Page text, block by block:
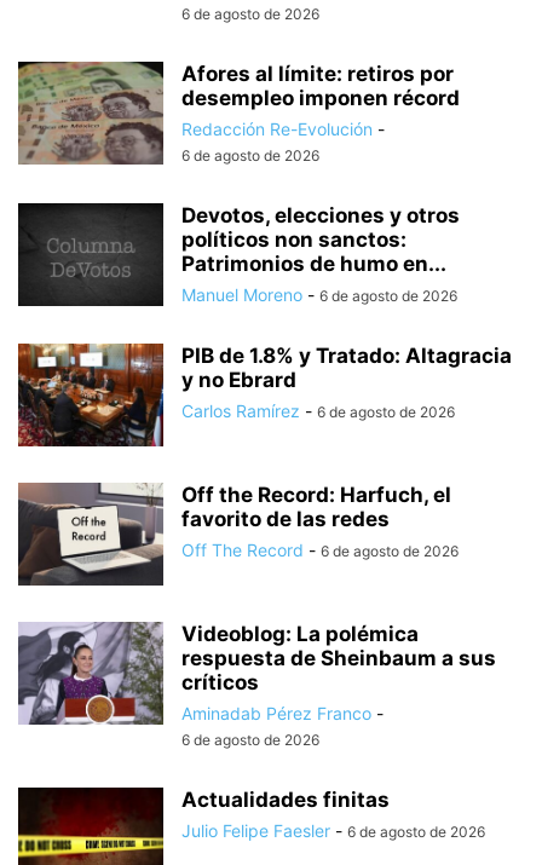
6 de agosto de 2026
Afores al límite: retiros por
desempleo imponen récord
Redacción Re-Evolución -
6 de agosto de 2026
Devotos, elecciones y otros
políticos non sanctos:
Patrimonios de humo en...
Manuel Moreno - 6 de agosto de 2026
PIB de 1.8% y Tratado: Altagracia
y no Ebrard
Carlos Ramírez - 6 de agosto de 2026
Off the Record: Harfuch, el
favorito de las redes
Off The Record - 6 de agosto de 2026
Videoblog: La polémica
respuesta de Sheinbaum a sus
críticos
Aminadab Pérez Franco -
6 de agosto de 2026
Actualidades finitas
Julio Felipe Faesler - 6 de agosto de 2026